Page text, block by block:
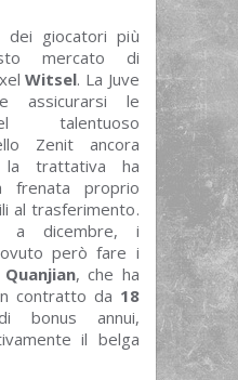
dei giocatori più
mercato di
Witsel. La Juve
assicurarsi le
talentuoso
Zenit ancora
la trattativa ha
frenata proprio
al trasferimento.
a dicembre, i
però fare i
, che ha
contratto da 18
annui,
il belga